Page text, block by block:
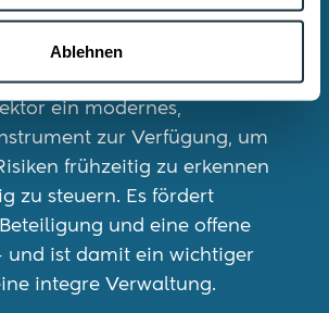
Ablehnen
interaktiven
von ROSTALSKI
& Compliance steht dem
ein modernes,
zur Verfügung, um
frühzeitig zu erkennen
zu steuern. Es fördert
und eine offene
und ist damit ein wichtiger
integre Verwaltung.